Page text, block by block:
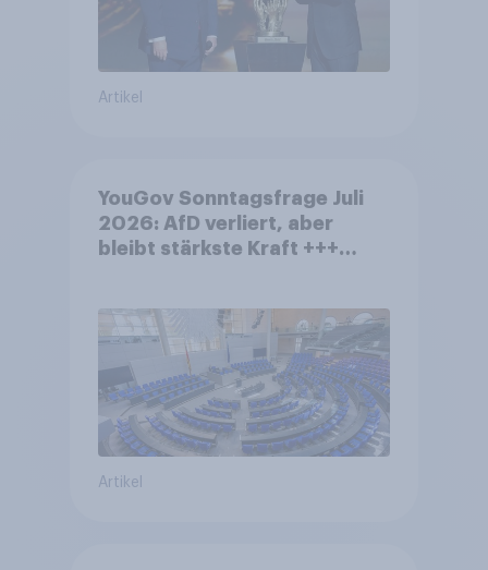
Artikel
YouGov Sonntagsfrage Juli
2026: AfD verliert, aber
bleibt stärkste Kraft +++
Artikel